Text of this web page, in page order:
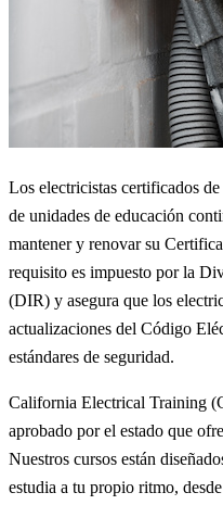
Los electricistas certificados
de unidades de educación
mantener y renovar su
requisito es impuesto por la
(DIR) y asegura que los
actualizaciones del Código
estándares de seguridad.
California Electrical Training
aprobado por el estado que
Nuestros cursos están
estudia a tu propio ritmo,